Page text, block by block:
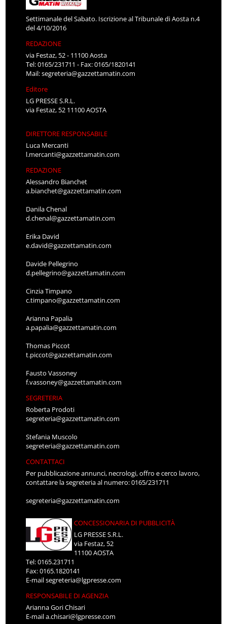
Settimanale del Sabato. Iscrizione al Tribunale di Aosta n.4
del 4/10/2016
REDAZIONE
via Festaz, 52 - 11100 Aosta
Tel: 0165/231711 - Fax: 0165/1820141
Mail:segreteria@gazzettamatin.com
Editore
LG PRESSE S.R.L.
via Festaz, 52 11100 AOSTA
DIRETTORE RESPONSABILE
Luca Mercanti
l.mercanti@gazzettamatin.com
REDAZIONE
Alessandro Bianchet
a.bianchet@gazzettamatin.com
Danila Chenal
d.chenal@gazzettamatin.com
Erika David
e.david@gazzettamatin.com
Davide Pellegrino
d.pellegrino@gazzettamatin.com
Cinzia Timpano
c.timpano@gazzettamatin.com
Arianna Papalia
a.papalia@gazzettamatin.com
Thomas Piccot
t.piccot@gazzettamatin.com
Fausto Vassoney
f.vassoney@gazzettamatin.com
SEGRETERIA
Roberta Prodoti
segreteria@gazzettamatin.com
Stefania Muscolo
segreteria@gazzettamatin.com
CONTATTACI
Per pubblicazione annunci, necrologi, offro e cerco lavoro,
contattare la segreteria al numero: 0165/231711
segreteria@gazzettamatin.com
CONCESSIONARIA DI PUBBLICITÀ
LG PRESSE S.R.L.
via Festaz, 52
11100 AOSTA
Tel: 0165.231711
Fax: 0165.1820141
E-mailsegreteria@lgpresse.com
RESPONSABILE DI AGENZIA
Arianna Gori Chisari
E-maila.chisari@lgpresse.com